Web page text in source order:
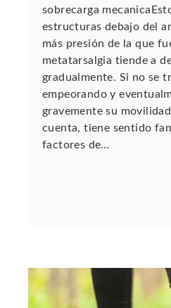
sobrecarga
estructuras debajo del
más presión de la que
metatarsalgia tiende a
gradualmente. Si no se
empeorando y
gravemente su
cuenta, tiene sentido
factores de…